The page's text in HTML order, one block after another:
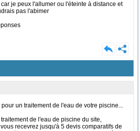
je peux l'allumer ou l'éteinte à distance et
pas l'abimer
un traitement de l'eau de votre piscine...
de l'eau de piscine du site,
recevrez jusqu'à 5 devis comparatifs de